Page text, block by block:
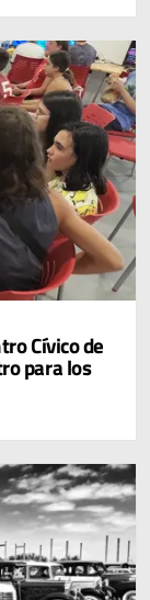
Cívico de
para los